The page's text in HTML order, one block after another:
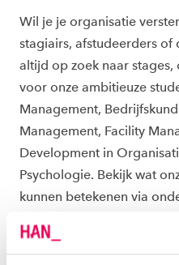
Wil je je organisatie
stagiairs, afstudeerders of
altijd op zoek naar
voor onze ambitieuze
Management,
Management, Facility
Development in
Psychologie. Bekijk wat
kunnen betekenen via
ons bedrijvenportaal. Nog